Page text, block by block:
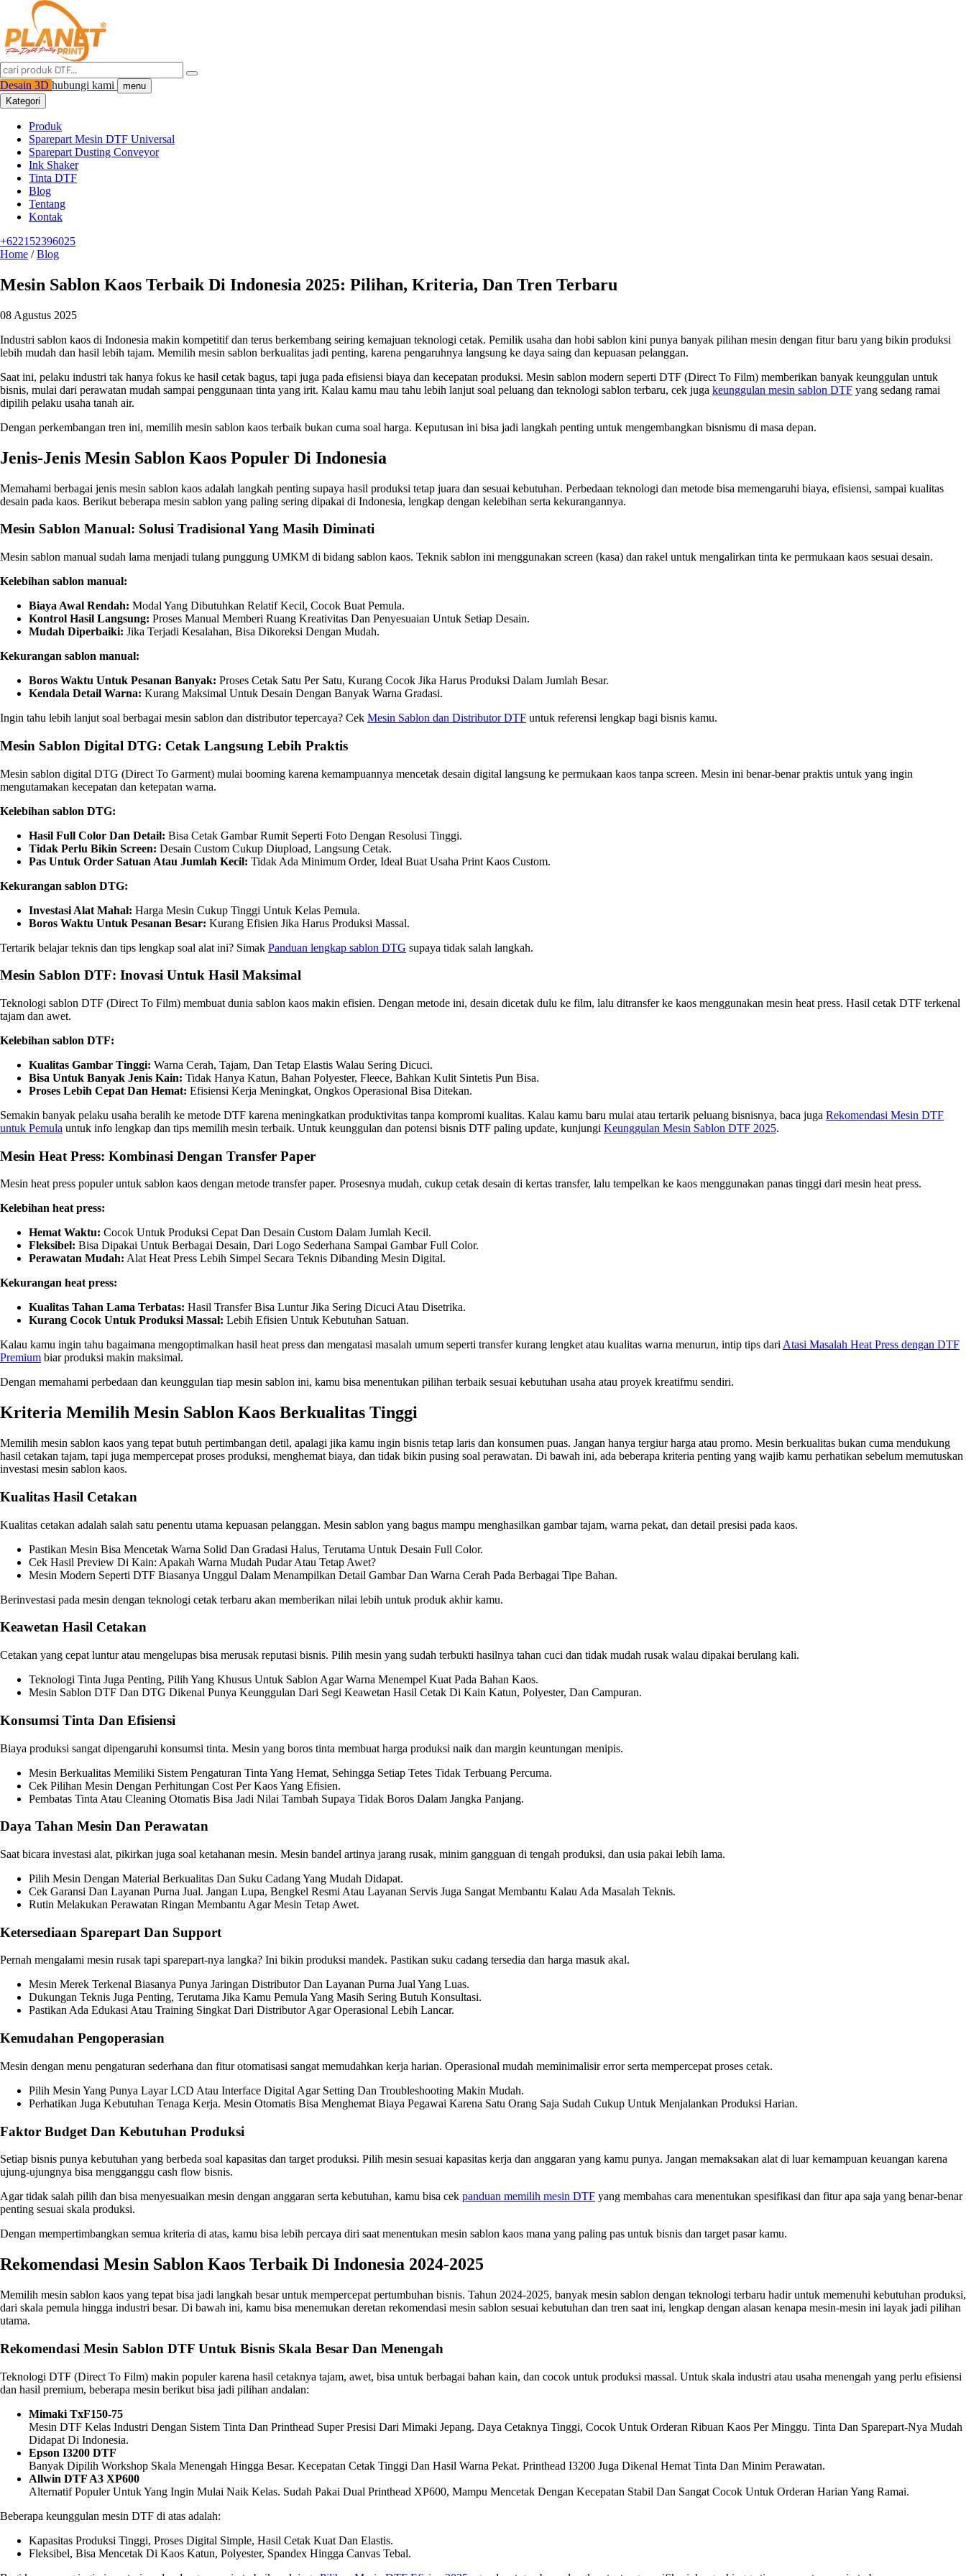
Desain 3D hubungi kami
menu
Kategori
Produk
Sparepart Mesin DTF Universal
Sparepart Dusting Conveyor
Ink Shaker
Tinta DTF
Blog
Tentang
Kontak
+622152396025
Home /Blog
Mesin Sablon Kaos Terbaik Di Indonesia 2025: Pilihan, Kriteria, Dan Tren Terbaru
08 Agustus 2025
Industri sablon kaos di Indonesia makin kompetitif dan terus berkembang seiring kemajuan teknologi cetak. Pemilik usaha dan hobi sablon kini punya banyak pilihan mesin dengan fitur baru yang bikin produksi
lebih mudah dan hasil lebih tajam. Memilih mesin sablon berkualitas jadi penting, karena pengaruhnya langsung ke daya saing dan kepuasan pelanggan.
Saat ini, pelaku industri tak hanya fokus ke hasil cetak bagus, tapi juga pada efisiensi biaya dan kecepatan produksi. Mesin sablon modern seperti DTF (Direct To Film) memberikan banyak keunggulan untuk
bisnis, mulai dari perawatan mudah sampai penggunaan tinta yang irit. Kalau kamu mau tahu lebih lanjut soal peluang dan teknologi sablon terbaru, cek juga keunggulan mesin sablon DTF yang sedang ramai
dipilih pelaku usaha tanah air.
Dengan perkembangan tren ini, memilih mesin sablon kaos terbaik bukan cuma soal harga. Keputusan ini bisa jadi langkah penting untuk mengembangkan bisnismu di masa depan.
Jenis-Jenis Mesin Sablon Kaos Populer Di Indonesia
Memahami berbagai jenis mesin sablon kaos adalah langkah penting supaya hasil produksi tetap juara dan sesuai kebutuhan. Perbedaan teknologi dan metode bisa memengaruhi biaya, efisiensi, sampai kualitas
desain pada kaos. Berikut beberapa mesin sablon yang paling sering dipakai di Indonesia, lengkap dengan kelebihan serta kekurangannya.
Mesin Sablon Manual: Solusi Tradisional Yang Masih Diminati
Mesin sablon manual sudah lama menjadi tulang punggung UMKM di bidang sablon kaos. Teknik sablon ini menggunakan screen (kasa) dan rakel untuk mengalirkan tinta ke permukaan kaos sesuai desain.
Kelebihan sablon manual:
Biaya Awal Rendah: Modal Yang Dibutuhkan Relatif Kecil, Cocok Buat Pemula.
Kontrol Hasil Langsung: Proses Manual Memberi Ruang Kreativitas Dan Penyesuaian Untuk Setiap Desain.
Mudah Diperbaiki: Jika Terjadi Kesalahan, Bisa Dikoreksi Dengan Mudah.
Kekurangan sablon manual:
Boros Waktu Untuk Pesanan Banyak: Proses Cetak Satu Per Satu, Kurang Cocok Jika Harus Produksi Dalam Jumlah Besar.
Kendala Detail Warna: Kurang Maksimal Untuk Desain Dengan Banyak Warna Gradasi.
Ingin tahu lebih lanjut soal berbagai mesin sablon dan distributor tepercaya? Cek Mesin Sablon dan Distributor DTF untuk referensi lengkap bagi bisnis kamu.
Mesin Sablon Digital DTG: Cetak Langsung Lebih Praktis
Mesin sablon digital DTG (Direct To Garment) mulai booming karena kemampuannya mencetak desain digital langsung ke permukaan kaos tanpa screen. Mesin ini benar-benar praktis untuk yang ingin
mengutamakan kecepatan dan ketepatan warna.
Kelebihan sablon DTG:
Hasil Full Color Dan Detail: Bisa Cetak Gambar Rumit Seperti Foto Dengan Resolusi Tinggi.
Tidak Perlu Bikin Screen: Desain Custom Cukup Diupload, Langsung Cetak.
Pas Untuk Order Satuan Atau Jumlah Kecil: Tidak Ada Minimum Order, Ideal Buat Usaha Print Kaos Custom.
Kekurangan sablon DTG:
Investasi Alat Mahal: Harga Mesin Cukup Tinggi Untuk Kelas Pemula.
Boros Waktu Untuk Pesanan Besar: Kurang Efisien Jika Harus Produksi Massal.
Tertarik belajar teknis dan tips lengkap soal alat ini? Simak Panduan lengkap sablon DTG supaya tidak salah langkah.
Mesin Sablon DTF: Inovasi Untuk Hasil Maksimal
Teknologi sablon DTF (Direct To Film) membuat dunia sablon kaos makin efisien. Dengan metode ini, desain dicetak dulu ke film, lalu ditransfer ke kaos menggunakan mesin heat press. Hasil cetak DTF terkenal
tajam dan awet.
Kelebihan sablon DTF:
Kualitas Gambar Tinggi: Warna Cerah, Tajam, Dan Tetap Elastis Walau Sering Dicuci.
Bisa Untuk Banyak Jenis Kain: Tidak Hanya Katun, Bahan Polyester, Fleece, Bahkan Kulit Sintetis Pun Bisa.
Proses Lebih Cepat Dan Hemat: Efisiensi Kerja Meningkat, Ongkos Operasional Bisa Ditekan.
Semakin banyak pelaku usaha beralih ke metode DTF karena meningkatkan produktivitas tanpa kompromi kualitas. Kalau kamu baru mulai atau tertarik peluang bisnisnya, baca juga Rekomendasi Mesin DTF
untuk Pemula untuk info lengkap dan tips memilih mesin terbaik. Untuk keunggulan dan potensi bisnis DTF paling update, kunjungi Keunggulan Mesin Sablon DTF 2025.
Mesin Heat Press: Kombinasi Dengan Transfer Paper
Mesin heat press populer untuk sablon kaos dengan metode transfer paper. Prosesnya mudah, cukup cetak desain di kertas transfer, lalu tempelkan ke kaos menggunakan panas tinggi dari mesin heat press.
Kelebihan heat press:
Hemat Waktu: Cocok Untuk Produksi Cepat Dan Desain Custom Dalam Jumlah Kecil.
Fleksibel: Bisa Dipakai Untuk Berbagai Desain, Dari Logo Sederhana Sampai Gambar Full Color.
Perawatan Mudah: Alat Heat Press Lebih Simpel Secara Teknis Dibanding Mesin Digital.
Kekurangan heat press:
Kualitas Tahan Lama Terbatas: Hasil Transfer Bisa Luntur Jika Sering Dicuci Atau Disetrika.
Kurang Cocok Untuk Produksi Massal: Lebih Efisien Untuk Kebutuhan Satuan.
Kalau kamu ingin tahu bagaimana mengoptimalkan hasil heat press dan mengatasi masalah umum seperti transfer kurang lengket atau kualitas warna menurun, intip tips dari Atasi Masalah Heat Press dengan DTF
Premium biar produksi makin maksimal.
Dengan memahami perbedaan dan keunggulan tiap mesin sablon ini, kamu bisa menentukan pilihan terbaik sesuai kebutuhan usaha atau proyek kreatifmu sendiri.
Kriteria Memilih Mesin Sablon Kaos Berkualitas Tinggi
Memilih mesin sablon kaos yang tepat butuh pertimbangan detil, apalagi jika kamu ingin bisnis tetap laris dan konsumen puas. Jangan hanya tergiur harga atau promo. Mesin berkualitas bukan cuma mendukung
hasil cetakan tajam, tapi juga mempercepat proses produksi, menghemat biaya, dan tidak bikin pusing soal perawatan. Di bawah ini, ada beberapa kriteria penting yang wajib kamu perhatikan sebelum memutuskan
investasi mesin sablon kaos.
Kualitas Hasil Cetakan
Kualitas cetakan adalah salah satu penentu utama kepuasan pelanggan. Mesin sablon yang bagus mampu menghasilkan gambar tajam, warna pekat, dan detail presisi pada kaos.
Pastikan Mesin Bisa Mencetak Warna Solid Dan Gradasi Halus, Terutama Untuk Desain Full Color.
Cek Hasil Preview Di Kain: Apakah Warna Mudah Pudar Atau Tetap Awet?
Mesin Modern Seperti DTF Biasanya Unggul Dalam Menampilkan Detail Gambar Dan Warna Cerah Pada Berbagai Tipe Bahan.
Berinvestasi pada mesin dengan teknologi cetak terbaru akan memberikan nilai lebih untuk produk akhir kamu.
Keawetan Hasil Cetakan
Cetakan yang cepat luntur atau mengelupas bisa merusak reputasi bisnis. Pilih mesin yang sudah terbukti hasilnya tahan cuci dan tidak mudah rusak walau dipakai berulang kali.
Teknologi Tinta Juga Penting, Pilih Yang Khusus Untuk Sablon Agar Warna Menempel Kuat Pada Bahan Kaos.
Mesin Sablon DTF Dan DTG Dikenal Punya Keunggulan Dari Segi Keawetan Hasil Cetak Di Kain Katun, Polyester, Dan Campuran.
Konsumsi Tinta Dan Efisiensi
Biaya produksi sangat dipengaruhi konsumsi tinta. Mesin yang boros tinta membuat harga produksi naik dan margin keuntungan menipis.
Mesin Berkualitas Memiliki Sistem Pengaturan Tinta Yang Hemat, Sehingga Setiap Tetes Tidak Terbuang Percuma.
Cek Pilihan Mesin Dengan Perhitungan Cost Per Kaos Yang Efisien.
Pembatas Tinta Atau Cleaning Otomatis Bisa Jadi Nilai Tambah Supaya Tidak Boros Dalam Jangka Panjang.
Daya Tahan Mesin Dan Perawatan
Saat bicara investasi alat, pikirkan juga soal ketahanan mesin. Mesin bandel artinya jarang rusak, minim gangguan di tengah produksi, dan usia pakai lebih lama.
Pilih Mesin Dengan Material Berkualitas Dan Suku Cadang Yang Mudah Didapat.
Cek Garansi Dan Layanan Purna Jual. Jangan Lupa, Bengkel Resmi Atau Layanan Servis Juga Sangat Membantu Kalau Ada Masalah Teknis.
Rutin Melakukan Perawatan Ringan Membantu Agar Mesin Tetap Awet.
Ketersediaan Sparepart Dan Support
Pernah mengalami mesin rusak tapi sparepart-nya langka? Ini bikin produksi mandek. Pastikan suku cadang tersedia dan harga masuk akal.
Mesin Merek Terkenal Biasanya Punya Jaringan Distributor Dan Layanan Purna Jual Yang Luas.
Dukungan Teknis Juga Penting, Terutama Jika Kamu Pemula Yang Masih Sering Butuh Konsultasi.
Pastikan Ada Edukasi Atau Training Singkat Dari Distributor Agar Operasional Lebih Lancar.
Kemudahan Pengoperasian
Mesin dengan menu pengaturan sederhana dan fitur otomatisasi sangat memudahkan kerja harian. Operasional mudah meminimalisir error serta mempercepat proses cetak.
Pilih Mesin Yang Punya Layar LCD Atau Interface Digital Agar Setting Dan Troubleshooting Makin Mudah.
Perhatikan Juga Kebutuhan Tenaga Kerja. Mesin Otomatis Bisa Menghemat Biaya Pegawai Karena Satu Orang Saja Sudah Cukup Untuk Menjalankan Produksi Harian.
Faktor Budget Dan Kebutuhan Produksi
Setiap bisnis punya kebutuhan yang berbeda soal kapasitas dan target produksi. Pilih mesin sesuai kapasitas kerja dan anggaran yang kamu punya. Jangan memaksakan alat di luar kemampuan keuangan karena
ujung-ujungnya bisa mengganggu cash flow bisnis.
Agar tidak salah pilih dan bisa menyesuaikan mesin dengan anggaran serta kebutuhan, kamu bisa cek panduan memilih mesin DTF yang membahas cara menentukan spesifikasi dan fitur apa saja yang benar-benar
penting sesuai skala produksi.
Dengan mempertimbangkan semua kriteria di atas, kamu bisa lebih percaya diri saat menentukan mesin sablon kaos mana yang paling pas untuk bisnis dan target pasar kamu.
Rekomendasi Mesin Sablon Kaos Terbaik Di Indonesia 2024-2025
Memilih mesin sablon kaos yang tepat bisa jadi langkah besar untuk mempercepat pertumbuhan bisnis. Tahun 2024-2025, banyak mesin sablon dengan teknologi terbaru hadir untuk memenuhi kebutuhan produksi,
dari skala pemula hingga industri besar. Di bawah ini, kamu bisa menemukan deretan rekomendasi mesin sablon sesuai kebutuhan dan tren saat ini, lengkap dengan alasan kenapa mesin-mesin ini layak jadi pilihan
utama.
Rekomendasi Mesin Sablon DTF Untuk Bisnis Skala Besar Dan Menengah
Teknologi DTF (Direct To Film) makin populer karena hasil cetaknya tajam, awet, bisa untuk berbagai bahan kain, dan cocok untuk produksi massal. Untuk skala industri atau usaha menengah yang perlu efisiensi
dan hasil premium, beberapa mesin berikut bisa jadi pilihan andalan:
Mimaki TxF150-75
Mesin DTF Kelas Industri Dengan Sistem Tinta Dan Printhead Super Presisi Dari Mimaki Jepang. Daya Cetaknya Tinggi, Cocok Untuk Orderan Ribuan Kaos Per Minggu. Tinta Dan Sparepart-Nya Mudah
Didapat Di Indonesia.
Epson I3200 DTF
Banyak Dipilih Workshop Skala Menengah Hingga Besar. Kecepatan Cetak Tinggi Dan Hasil Warna Pekat. Printhead I3200 Juga Dikenal Hemat Tinta Dan Minim Perawatan.
Allwin DTF A3 XP600
Alternatif Populer Untuk Yang Ingin Mulai Naik Kelas. Sudah Pakai Dual Printhead XP600, Mampu Mencetak Dengan Kecepatan Stabil Dan Sangat Cocok Untuk Orderan Harian Yang Ramai.
Beberapa keunggulan mesin DTF di atas adalah:
Kapasitas Produksi Tinggi, Proses Digital Simple, Hasil Cetak Kuat Dan Elastis.
Fleksibel, Bisa Mencetak Di Kaos Katun, Polyester, Spandex Hingga Canvas Tebal.